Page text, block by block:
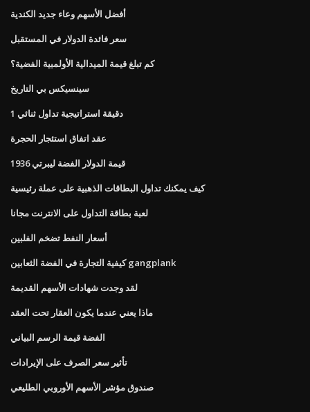
أفضل الأسهم وعاء جديد الكندية
سعر فائدة الدولار في المستقبل
كم تبلغ قيمة الميدالية الأولمبية الفضية؟
سينسيكس بي التاريخ
1 دقيقة استراتيجية تداول ثنائي
عقد اتفاق استئجار الحجرة
1936 قيمة الدولار الفضة ليبرتي
كيف يمكنك تداول البطاقات الذهبية على عملة رئيسية
لعبة بطاقة التداول على الانترنت مجانا
أسعار النفط تضخم الفلبين
كيفية التجارة في الفضة الثعابين gangplank
لقد وجدت شهادات الأسهم القديمة
ماذا يعني عندما يكون العقار تحت العقد
الفضة قيمة الرسم البياني
تأثير سعر الصرف على الإيرادات
صندوق مؤشر الأسهم الأوروبي الطليعي